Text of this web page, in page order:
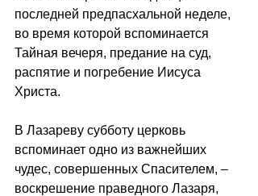
последней предпасхальной неделе,
во время которой вспоминается
Тайная вечеря, предание на суд,
распятие и погребение Иисуса
Христа.
В Лазареву субботу церковь
вспоминает одно из важнейших
чудес, совершенных Спасителем, –
воскрешение праведного Лазаря,